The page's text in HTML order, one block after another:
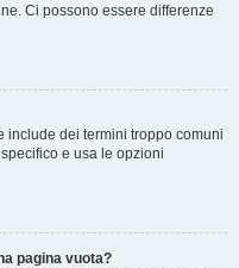
Ci possono essere differenze
include dei termini troppo comuni
e usa le opzioni
pagina vuota?